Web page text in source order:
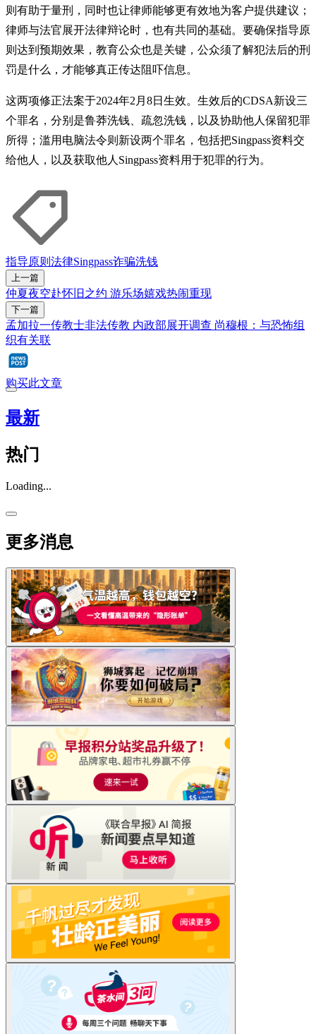
则有助于量刑，同时也让律师能够更有效地为客户提供建议；
律师与法官展开法律辩论时，也有共同的基础。要确保指导原
则达到预期效果，教育公众也是关键，公众须了解犯法后的刑
罚是什么，才能够真正传达阻吓信息。
这两项修正法案于2024年2月8日生效。生效后的CDSA新设三
个罪名，分别是鲁莽洗钱、疏忽洗钱，以及协助他人保留犯罪
所得；滥用电脑法令则新设两个罪名，包括把Singpass资料交
给他人，以及获取他人Singpass资料用于犯罪的行为。
指导原则 法律Singpass诈骗洗钱
上一篇
仲夏夜空赴怀旧之约 游乐场嬉戏热闹重现
下一篇
孟加拉一传教士非法传教 内政部展开调查 尚穆根：与恐怖组
织有关联
购买此文章
最新
热门
Loading...
更多消息